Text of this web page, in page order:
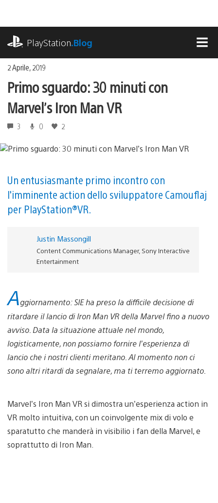
contenuto
PlayStation.Blog
2 Aprile, 2019
Primo sguardo: 30 minuti con
Marvel’s Iron Man VR
3 0 2
Un entusiasmante primo incontro con
l'imminente action dello sviluppatore Camouflaj
per PlayStation®VR.
Justin Massongill
Content Communications Manager, Sony Interactive
Entertainment
Aggiornamento: SIE ha preso la difficile decisione di
ritardare il lancio di Iron Man VR della Marvel fino a nuovo
avviso. Data la situazione attuale nel mondo,
logisticamente, non possiamo fornire l’esperienza di
lancio che i nostri clienti meritano. Al momento non ci
sono altri ritardi da segnalare, ma ti terremo aggiornato.
Marvel’s Iron Man VR si dimostra un’esperienza action in
VR molto intuitiva, con un coinvolgente mix di volo e
sparatutto che manderà in visibilio i fan della Marvel, e
soprattutto di Iron Man.